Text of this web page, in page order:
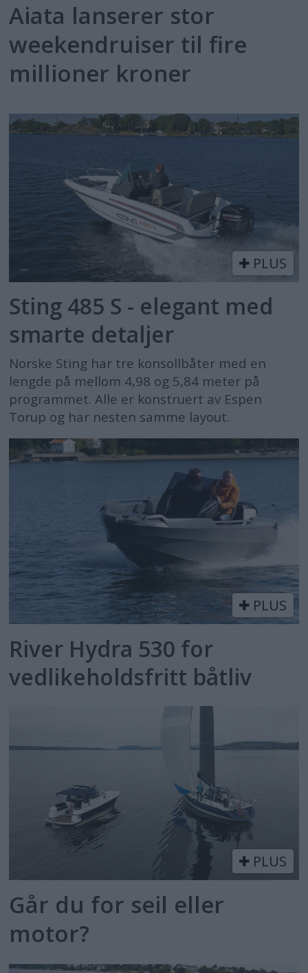
Aiata lanserer stor
weekendruiser til fire
millioner kroner
PLUS
Sting 485 S - elegant med
smarte detaljer
Norske Sting har tre konsollbåter med en
lengde på mellom 4,98 og 5,84 meter på
programmet. Alle er konstruert av Espen
Torup og har nesten samme layout.
PLUS
River Hydra 530 for
vedlikeholdsfritt båtliv
PLUS
Går du for seil eller
motor?